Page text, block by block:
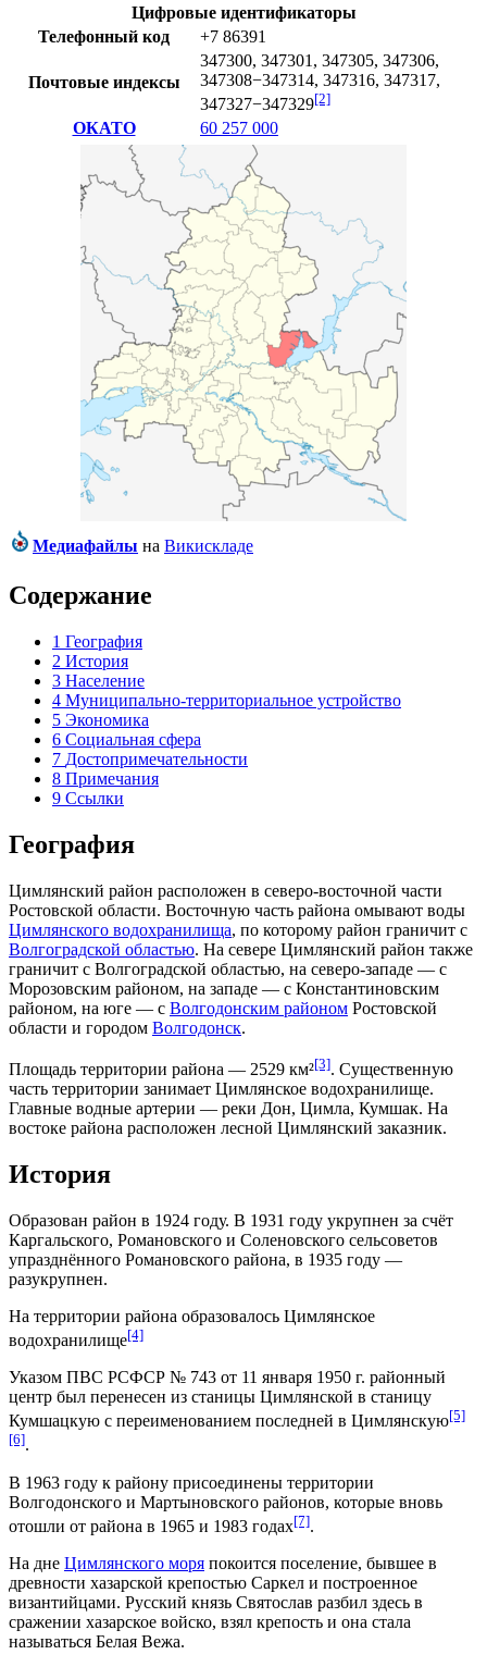
Цифровые идентификаторы
Телефонный код
+7 86391
Почтовые индексы
347300, 347301, 347305, 347306,
347308−347314, 347316, 347317,
347327−347329[2]
ОКАТО 60 257 000
Медиафайлы на Викискладе
Содержание
1 География
2 История
3 Население
4 Муниципально-территориальное устройство
5 Экономика
6 Социальная сфера
7 Достопримечательности
8 Примечания
9 Ссылки
География
Цимлянский район расположен в северо-восточной части
Ростовской области. Восточную часть района омывают воды
Цимлянского водохранилища, по которому район граничит с
Волгоградской областью. На севере Цимлянский район также
граничит с Волгоградской областью, на северо-западе — с
Морозовским районом, на западе — с Константиновским
районом, на юге — с Волгодонским районом Ростовской
области и городом Волгодонск.
Площадь территории района — 2529 км²[3]. Существенную
часть территории занимает Цимлянское водохранилище.
Главные водные артерии — реки Дон, Цимла, Кумшак. На
востоке района расположен лесной Цимлянский заказник.
История
Образован район в 1924 году. В 1931 году укрупнен за счёт
Каргальского, Романовского и Соленовского сельсоветов
упразднённого Романовского района, в 1935 году —
разукрупнен.
На территории района образовалось Цимлянское
водохранилище[4]
Указом ПВС РСФСР № 743 от 11 января 1950 г. районный
центр был перенесен из станицы Цимлянской в станицу
Кумшацкую с переименованием последней в Цимлянскую[5]
[6].
В 1963 году к району присоединены территории
Волгодонского и Мартыновского районов, которые вновь
отошли от района в 1965 и 1983 годах[7].
На дне Цимлянского моря покоится поселение, бывшее в
древности хазарской крепостью Саркел и построенное
византийцами. Русский князь Святослав разбил здесь в
сражении хазарское войско, взял крепость и она стала
называться Белая Вежа.